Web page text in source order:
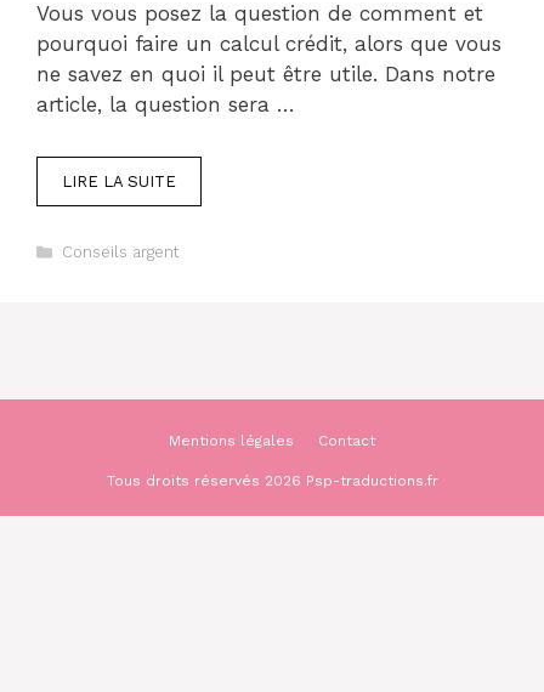
Vous vous posez la question de comment et
pourquoi faire un calcul crédit, alors que vous
ne savez en quoi il peut être utile. Dans notre
article, la question sera …
LIRE LA SUITE
Catégories
Conseils argent
Mentions légales Contact
Tous droits réservés 2026 Psp-traductions.fr